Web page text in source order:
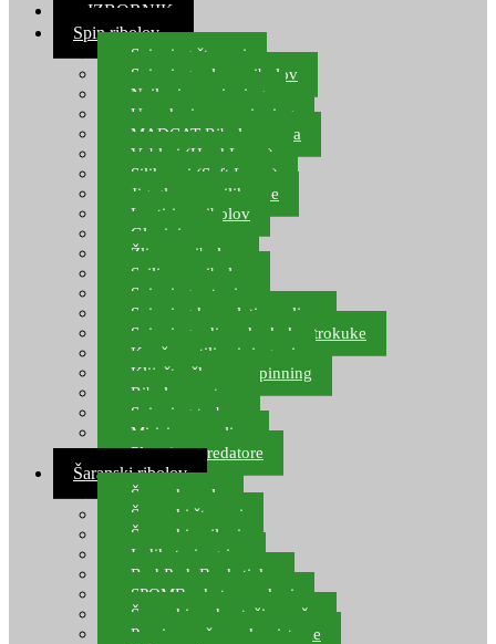
≡ IZBORNIK
Spin ribolov
Spinning štapovi
Spinning role za ribolov
Najloni za spinning
Upredenice za spinning
MADCAT Ribolov soma
Vobleri (Hard Lures)
Silikonci (Soft Lures)
Jig glave za silikonce
Leptiri za ribolov
Glavinjare
Žlice za ribolov
Sajlice za ribolov
Spinning setovi
Spinning kompleti varalica
Spinning udice, dvokuke, trokuke
Kopče, vrtilice i ringovi
Kliješta, škare za spinning
Ribolov pastrve
Spinning torbe
Mirisi za varalice
Plovci za predatore
Šaranski ribolov
Šaranske role
Šaranski štapovi
Šaranski najloni
Indikatori ugriza
Rod Pod, Banksticks
SPOMB rakete, markeri
Šaranski podmetači, mreže
Pernice za šaranske sisteme